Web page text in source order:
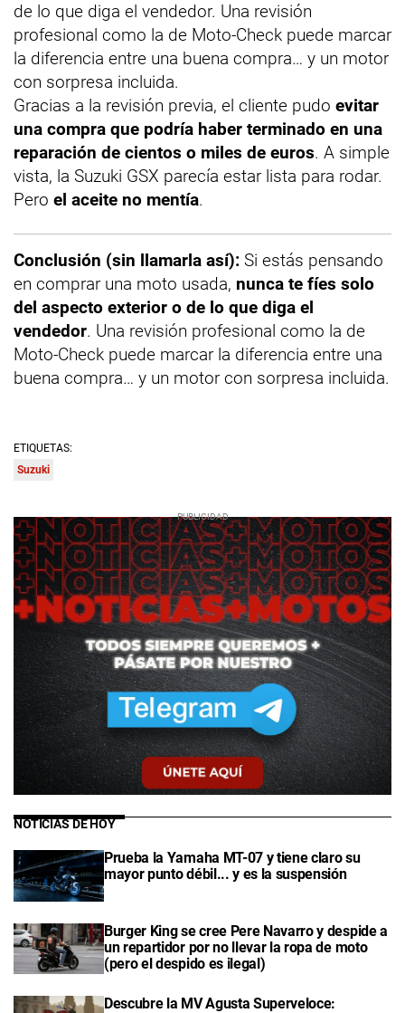
de lo que diga el vendedor. Una revisión
profesional como la de Moto-Check puede marcar
la diferencia entre una buena compra… y un motor
con sorpresa incluida.
Gracias a la revisión previa, el cliente pudo evitar
una compra que podría haber terminado en una
reparación de cientos o miles de euros. A simple
vista, la Suzuki GSX parecía estar lista para rodar.
Pero el aceite no mentía.
Conclusión (sin llamarla así): Si estás pensando
en comprar una moto usada, nunca te fíes solo
del aspecto exterior o de lo que diga el
vendedor. Una revisión profesional como la de
Moto-Check puede marcar la diferencia entre una
buena compra… y un motor con sorpresa incluida.
ETIQUETAS:
Suzuki
NOTICIAS DE HOY
Prueba la Yamaha MT-07 y tiene claro su
mayor punto débil... y es la suspensión
Burger King se cree Pere Navarro y despide a
un repartidor por no llevar la ropa de moto
(pero el despido es ilegal)
Descubre la MV Agusta Superveloce: